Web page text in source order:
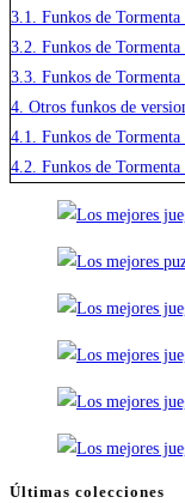
3.1.
Funkos de
3.2. Funkos de
3.3. Funkos de
4. Otros funkos de
4.1.
Funkos de
4.2. Funkos de
Últimas colecciones